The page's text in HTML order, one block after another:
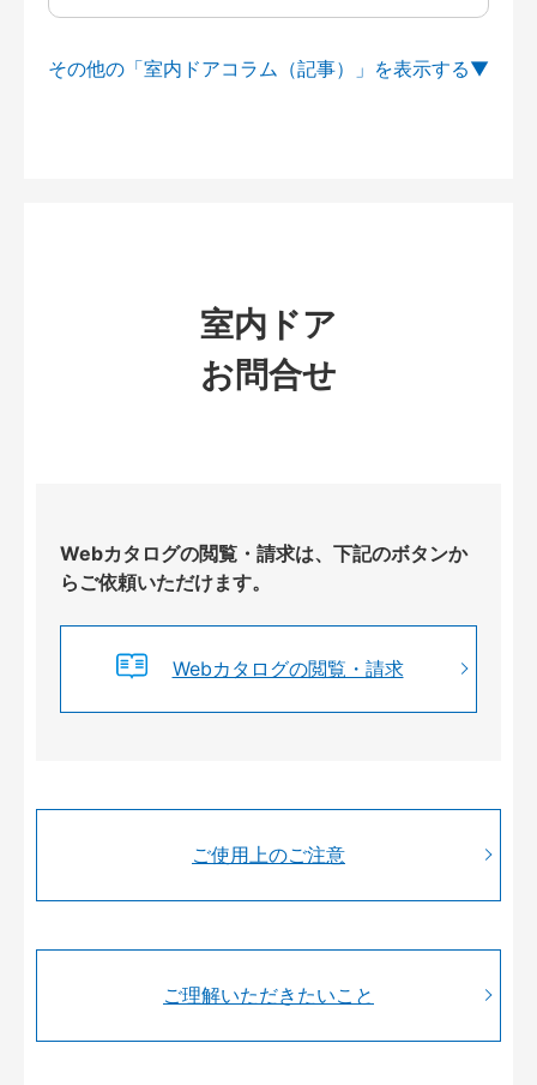
その他の「室内ドアコラム（記事）」を
室内ドア
お問合せ
Webカタログの閲覧・請求は、下記のボタンか
らご依頼いただけます。
Webカタログの閲覧・請求
ご使用上のご注意
ご理解いただきたいこと